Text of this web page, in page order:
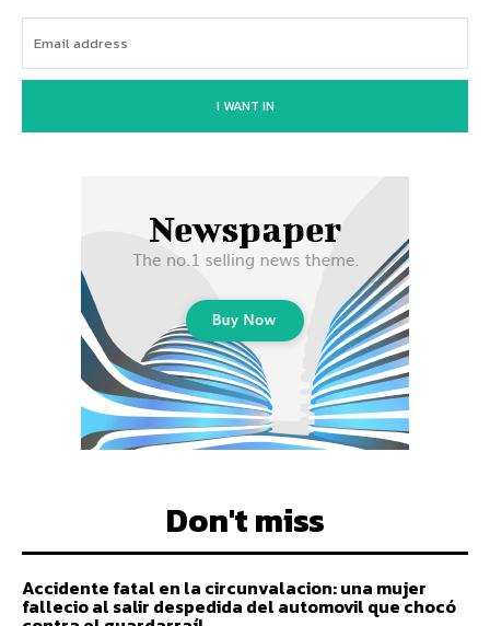
I WANT IN
Don't miss
Accidente fatal en la circunvalacion: una mujer
fallecio al salir despedida del automovil que chocó